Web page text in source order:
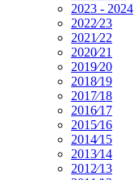
2023 - 2024
2022⁄23
2021⁄22
2020⁄21
2019⁄20
2018⁄19
2017⁄18
2016⁄17
2015⁄16
2014⁄15
2013⁄14
2012⁄13